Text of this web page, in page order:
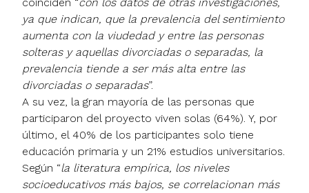
ya que indican, que la prevalencia del sentimiento
aumenta con la viudedad y entre las personas
solteras y aquellas divorciadas o separadas, la
prevalencia tiende a ser más alta entre las
divorciadas o separadas”.
A su vez, la gran mayoría de las personas que
participaron del proyecto viven solas (64%). Y, por
último, el 40% de los participantes solo tiene
educación primaria y un 21% estudios universitarios.
Según “la literatura empírica, los niveles
socioeducativos más bajos, se correlacionan más